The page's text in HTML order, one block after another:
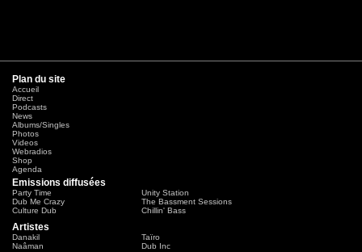
Plan du site
Accueil
Direct
Podcasts
News
Albums/Singles
Photos
Videos
Webradios
Shop
Agenda
Emissions diffusées
Party Time
Unity Station
Dub Me Crazy
The Bassment Sessions
Culture Dub
Chillin' Bass
Artistes
Danakil
Taïro
Naâman
Dub Inc